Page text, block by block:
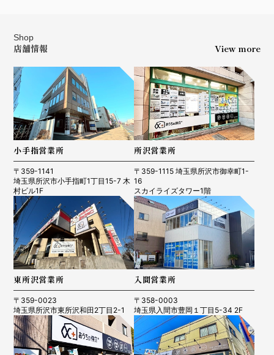
Shop
店舗情報 View more
小手指営業所
〒359-1141
埼玉県所沢市小手指町1丁目15-7 木
村ビル1F
所沢営業所
〒359-1115 埼玉県所沢市御幸町1-
16
スカイライズタワー1階
東所沢営業所
〒359-0023
埼玉県所沢市東所沢和田2丁目2-1
入間営業所
〒358-0003
埼玉県入間市豊岡１丁目5-34 2F